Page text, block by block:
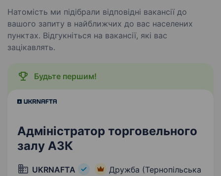
Натомість ми підібрали відповідні вакансії до
вашого запиту в найближчих до вас населених
пунктах. Відгукніться на вакансії, які вас
зацікавлять.
Будьте першим!
Адміністратор торговельного
залу АЗК
UKRNAFTA
Дружба (Тернопільська